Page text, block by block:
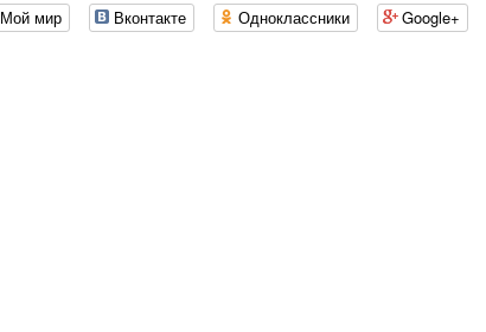
Мой мир Вконтакте Одноклассники Google+